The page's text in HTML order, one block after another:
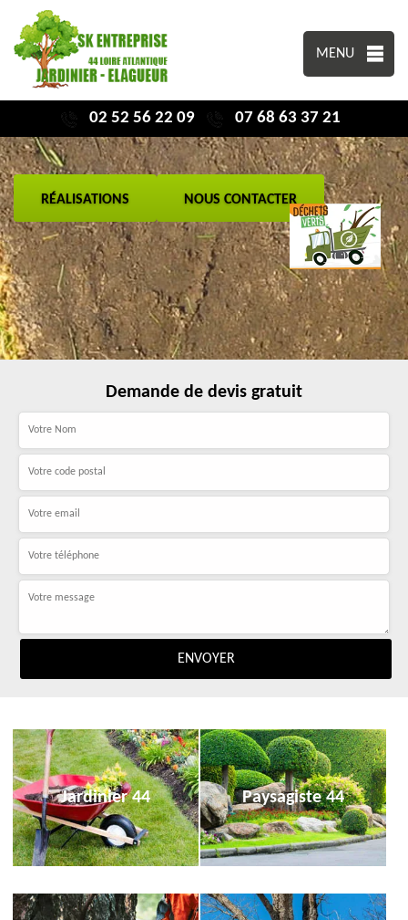
MENU
02 52 56 22 09 07 68 63 37 21
RÉALISATIONS NOUS CONTACTER
Demande de devis gratuit
Jardinier 44 Paysagiste 44